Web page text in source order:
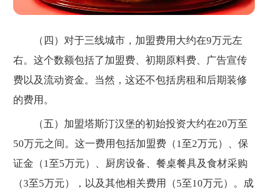
（四）对于三线城市，加盟费用大约在9万元左
右。这个数额包括了加盟费、初期原料费、广告宣传
费以及流动资金。当然，这还不包括房租和后期装修
的费用。
（五）加盟塔斯汀汉堡的初始投资大约在20万至
50万元之间。这一费用包括加盟费（1至2万元）、保
证金（1至5万元）、厨房设备、餐桌餐具及食材采购
（3至5万元），以及其他相关费用（5至10万元）。成